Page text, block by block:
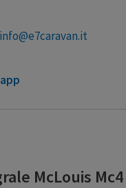
info@e7caravan.it
McLouis Mc4